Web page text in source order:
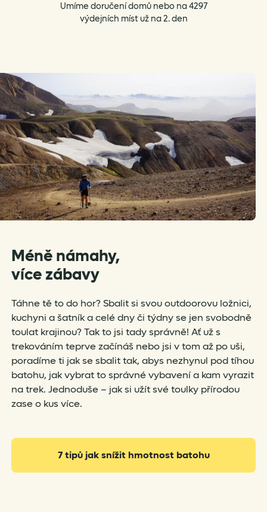
Umíme doručení domů nebo na 4297
výdejních míst už na 2. den
Méně námahy,
více zábavy
Táhne tě to do hor? Sbalit si svou outdoorovu ložnici,
kuchyni a šatník a celé dny či týdny se jen svobodně
toulat krajinou? Tak to jsi tady správně! Ať už s
trekováním teprve začínáš nebo jsi v tom až po uši,
poradíme ti jak se sbalit tak, abys nezhynul pod tíhou
batohu, jak vybrat to správné vybavení a kam vyrazit
na trek. Jednoduše – jak si užít své toulky přírodou
zase o kus více.
7 tipů jak snížit hmotnost batohu